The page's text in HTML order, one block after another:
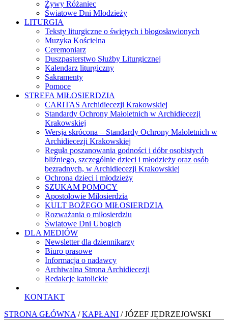
Żywy Różaniec
Światowe Dni Młodzieży
LITURGIA
Teksty liturgiczne o świętych i błogosławionych
Muzyka Kościelna
Ceremoniarz
Duszpasterstwo Służby Liturgicznej
Kalendarz liturgiczny
Sakramenty
Pomoce
STREFA MIŁOSIERDZIA
CARITAS Archidiecezji Krakowskiej
Standardy Ochrony Małoletnich w Archidiecezji
Krakowskiej
Wersja skrócona – Standardy Ochrony Małoletnich w
Archidiecezji Krakowskiej
Reguła poszanowania godności i dóbr osobistych
bliźniego, szczególnie dzieci i młodzieży oraz osób
bezradnych, w Archidiecezji Krakowskiej
Ochrona dzieci i młodzieży
SZUKAM POMOCY
Apostołowie Miłosierdzia
KULT BOŻEGO MIŁOSIERDZIA
Rozważania o miłosierdziu
Światowe Dni Ubogich
DLA MEDIÓW
Newsletter dla dziennikarzy
Biuro prasowe
Informacja o nadawcy
Archiwalna Strona Archidiecezji
Redakcje katolickie
KONTAKT
STRONA GŁÓWNA /KAPŁANI / JÓZEF JĘDRZEJOWSKI